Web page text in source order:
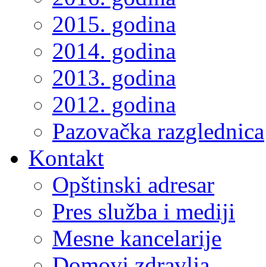
2015. godina
2014. godina
2013. godina
2012. godina
Pazovačka razglednica
Kontakt
Opštinski adresar
Pres služba i mediji
Mesne kancelarije